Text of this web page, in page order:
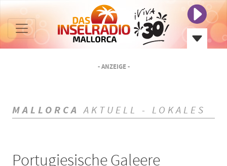
- ANZEIGE -
MALLORCA AKTUELL - LOKALES
Portugiesische Galeere